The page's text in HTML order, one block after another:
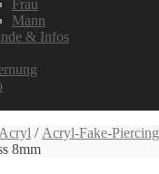
Frau
Mann
& Infos
Acryl / Acryl-Fake-Piercing
8mm